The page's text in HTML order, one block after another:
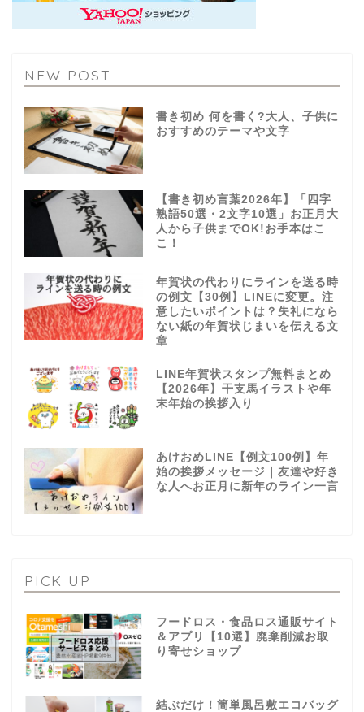
NEW POST
書き初め 何を書く?大人、子供に
おすすめのテーマや文字
【書き初め言葉2026年】「四字
熟語50選・2文字10選」お正月大
人から子供までOK!お手本はこ
こ！
年賀状の代わりにラインを送る時
の例文【30例】LINEに変更。注
意したいポイントは？失礼になら
ない紙の年賀状じまいを伝える文
章
LINE年賀状スタンプ無料まとめ
【2026年】干支馬イラストや年
末年始の挨拶入り
あけおめLINE【例文100例】年
始の挨拶メッセージ｜友達や好き
な人へお正月に新年のライン一言
PICK UP
フードロス・食品ロス通販サイト
＆アプリ【10選】廃棄削減お取
り寄せショップ
結ぶだけ！簡単風呂敷エコバッグ